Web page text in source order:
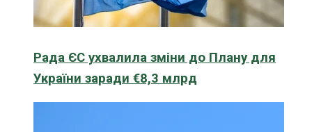
Рада ЄС ухвалила зміни до Плану для
України заради €8,3 млрд